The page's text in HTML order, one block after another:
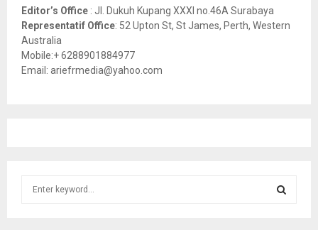
Editor’s Office : Jl. Dukuh Kupang XXXI no.46A Surabaya
Representatif Office: 52 Upton St, St James, Perth, Western
Australia
Mobile:+ 6288901884977
Email: ariefrmedia@yahoo.com